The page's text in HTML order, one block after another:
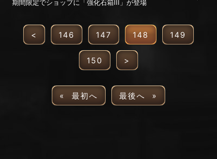
期間限定でショップに「強化石箱III」が登場
< 146 147 148 149
150 >
« 最初へ 最後へ »